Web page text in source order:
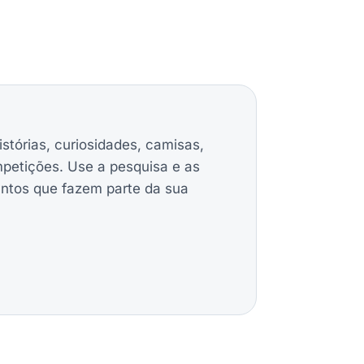
curiosidades, camisas,
Use a pesquisa e as
que fazem parte da sua